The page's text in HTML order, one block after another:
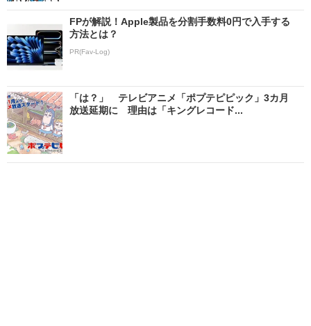
FPが解説！Apple製品を分割手数料0円で入手する
方法とは？
PR(Fav-Log)
「は？」 テレビアニメ「ポプテピピック」3カ月
放送延期に 理由は「キングレコード...